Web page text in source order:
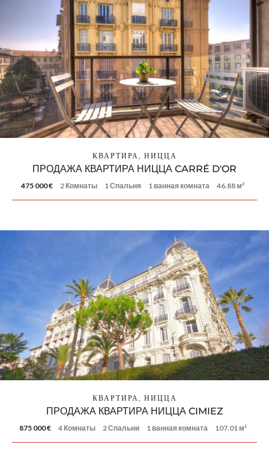
КВАРТИРА, НИЦЦА
ПРОДАЖА КВАРТИРА НИЦЦА CARRÉ D'OR
475 000 € 2 Комнаты 1 Спальня 1 ванная комната 46.88 м²
КВАРТИРА, НИЦЦА
ПРОДАЖА КВАРТИРА НИЦЦА CIMIEZ
875 000 € 4 Комнаты 2 Спальни 1 ванная комната 107.01 м²